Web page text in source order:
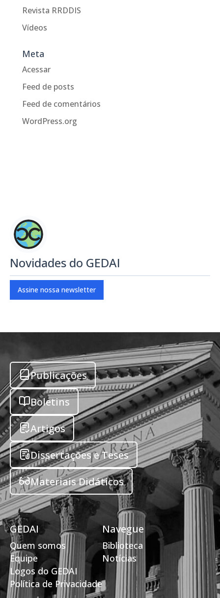
Revista RRDDIS
Vídeos
Meta
Acessar
Feed de posts
Feed de comentários
WordPress.org
Novidades do GEDAI
Assine nossa newsletter
Publicações
Boletins
Artigos
Dissertações e Teses
Materiais Didáticos
GEDAI
Quem somos
Equipe
Logos do GEDAI
Política de Privacidade
Navegue
Biblioteca
Notícias